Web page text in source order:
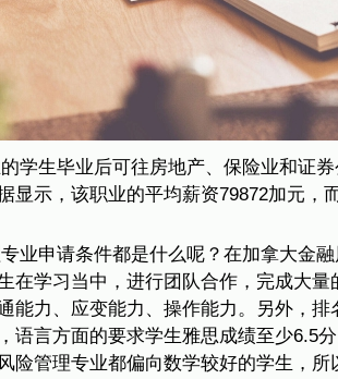
学生毕业后可往房地产、保险业和证券
显示，该职业的平均薪资79872加元，
业申请条件都是什么呢？在加拿大金
在学习当中，进行团队合作，完成大量
能力、应变能力、操作能力。另外，排
语言方面的要求学生雅思成绩至少6.5
险管理专业都偏向数学较好的学生，所